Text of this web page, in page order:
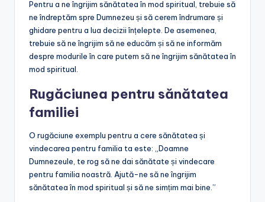
Pentru a ne îngrijim sănătatea în mod spiritual, trebuie să
ne îndreptăm spre Dumnezeu și să cerem îndrumare și
ghidare pentru a lua decizii înțelepte. De asemenea,
trebuie să ne îngrijim să ne educăm și să ne informăm
despre modurile în care putem să ne îngrijim sănătatea în
mod spiritual.
Rugăciunea pentru sănătatea
familiei
O rugăciune exemplu pentru a cere sănătatea și
vindecarea pentru familia ta este: „Doamne
Dumnezeule, te rog să ne dai sănătate și vindecare
pentru familia noastră. Ajută-ne să ne îngrijim
sănătatea în mod spiritual și să ne simțim mai bine.”